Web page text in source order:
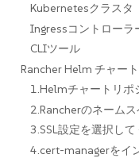
Kubernetesクラスタ
Ingressコントローラ
CLIツール
Rancher Helm チャー
1.Helmチャートリポ
2.Rancherのネームス
3.SSL設定を選択して
4.cert-managerをイ